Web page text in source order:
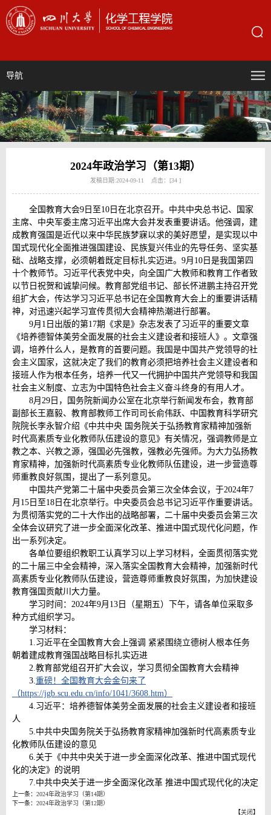
导航
2024年政治学习（第13期）
发稿日期:2024-09-11 点击：[34 ]
全国教育大会9日至10日在北京召开。中共中央总书记、国家
主席、中央军委主席习近平出席大会并发表重要讲话。他强调，建
成教育强国是近代以来中华民族梦寐以求的美好愿望，是实现以中
国式现代化全面推进强国建设、民族复兴伟业的先导任务、坚实基
础、战略支撑，必须朝着既定目标扎实迈进。9月10日是我国第四
十个教师节。习近平代表党中央，向全国广大教师和教育工作者致
以节日祝贺和诚挚问候。教育部党组书记、部长怀进鹏主持召开党
组扩大会，传达学习习近平总书记在全国教育大会上的重要讲话精
神，对迅速兴起学习宣传贯彻大会精神热潮进行部署。
9月1日出版的第17期《求是》杂志发表了习近平的重要文章
《培养德智体美劳全面发展的社会主义建设者和接班人》。文章强
调，培养什么人，是教育的首要问题。我国是中国共产党领导的社
会主义国家，这就决定了我们的教育必须把培养社会主义建设者和
接班人作为根本任务，培养一代又一代拥护中国共产党领导和我国
社会主义制度、立志为中国特色社会主义奋斗终身的有用人才。
8月29日，国务院新闻办公室在北京举行新闻发布会，教育部
副部长王嘉毅、教育部教师工作司司长俞伟跃、中国教育科学研究
院院长李永智介绍《中共中央 国务院关于弘扬教育家精神加强新
时代高素质专业化教师队伍建设的意见》有关情况，强调教师是立
教之本、兴教之源，强国必先强教，强教必先强师。为大力弘扬教
育家精神，加强新时代高素质专业化教师队伍建设，进一步营造尊
师重教良好氛围，提出了一系列意见。
中国共产党第二十届中央委员会第三次全体会议，于2024年7
月15日至18日在北京举行。中央委员会总书记习近平作重要讲话。
为贯彻落实党的二十大作出的战略部署，二十届中央委员会第三次
全体会议研究了进一步全面深化改革、推进中国式现代化问题，作
出一系列决定。
各单位要组织教职工认真学习以上学习材料，全面贯彻落实党
的二十届三中全会精神，深入落实全国教育大会精神，加强新时代
高素质专业化教师队伍建设，营造尊师重教良好氛围，为加快建设
教育强国贡献川大力量。
学习时间：2024年9月13日（星期五）下午，请各单位采取多
种方式组织学习。
学习材料：
1.习近平在全国教育大会上强调 紧紧围绕立德树人根本任务
朝着建成教育强国战略目标扎实迈进
2.教育部党组召开扩大会议，学习贯彻全国教育大会精神
3.重磅！全国教育大会金句来了
（https://jgb.scu.edu.cn/info/1041/3608.htm）
4.习近平：培养德智体美劳全面发展的社会主义建设者和接班
人
5.中共中央国务院关于弘扬教育家精神加强新时代高素质专业
化教师队伍建设的意见
6.关于《中共中央关于进一步全面深化改革、推进中国式现代
化的决定》的说明
7.中共中央关于进一步全面深化改革 推进中国式现代化的决定
上一条： 2024年政治学习（第14期）
下一条： 2024年政治学习（第12期）
【关闭】